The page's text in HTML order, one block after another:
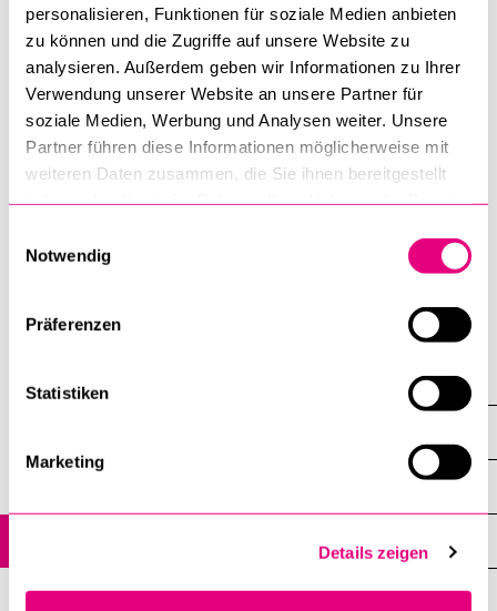
personalisieren, Funktionen für soziale Medien anbieten
zu können und die Zugriffe auf unsere Website zu
analysieren. Außerdem geben wir Informationen zu Ihrer
Verwendung unserer Website an unsere Partner für
soziale Medien, Werbung und Analysen weiter. Unsere
Partner führen diese Informationen möglicherweise mit
weiteren Daten zusammen, die Sie ihnen bereitgestellt
Notwendig
Präferenzen
Statistiken
Marketing
Details zeigen
Menupunkt"Anmeldung". Bei Fragen oder Unklarheiten
können Sie sich gerne an wenden.
DATEIEN
Flyer Luzeso 19. Zentrumstag
LuZeSo